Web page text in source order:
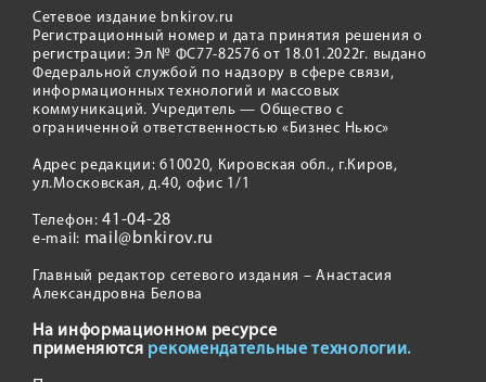
Сетевое издание bnkirov.ru
Регистрационный номер и дата принятия решения о
регистрации: Эл № ФС77-82576 от 18.01.2022г. выдано
Федеральной службой по надзору в сфере связи,
информационных технологий и массовых
коммуникаций. Учредитель — Общество с
ограниченной ответственностью «Бизнес Ньюс»
Адрес редакции: 610020, Кировская обл., г.Киров,
ул.Московская, д.40, офис 1/1
Телефон:41-04-28
e-mail: mail@bnkirov.ru
Главный редактор сетевого издания – Анастасия
Александровна Белова
На информационном ресурсе
применяются рекомендательные технологии.